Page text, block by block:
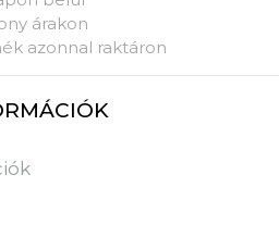
árakon
azonnal raktáron